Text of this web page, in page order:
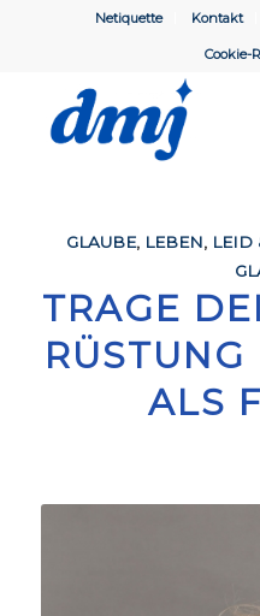
Netiquette Kontakt
Cookie-
GLAUBE, LEBEN, LEID
TRAGE
ALS